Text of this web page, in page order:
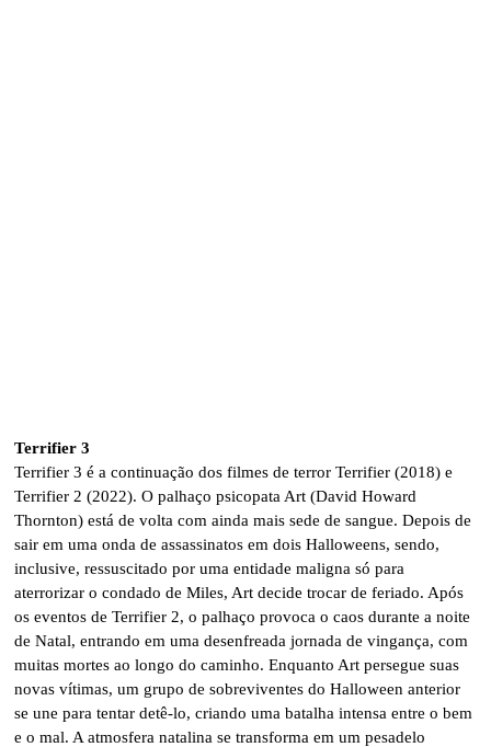
Terrifier 3
Terrifier 3 é a continuação dos filmes de terror Terrifier (2018) e
Terrifier 2 (2022). O palhaço psicopata Art (David Howard
Thornton) está de volta com ainda mais sede de sangue. Depois de
sair em uma onda de assassinatos em dois Halloweens, sendo,
inclusive, ressuscitado por uma entidade maligna só para
aterrorizar o condado de Miles, Art decide trocar de feriado. Após
os eventos de Terrifier 2, o palhaço provoca o caos durante a noite
de Natal, entrando em uma desenfreada jornada de vingança, com
muitas mortes ao longo do caminho. Enquanto Art persegue suas
novas vítimas, um grupo de sobreviventes do Halloween anterior
se une para tentar detê-lo, criando uma batalha intensa entre o bem
e o mal. A atmosfera natalina se transforma em um pesadelo